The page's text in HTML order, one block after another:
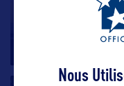
Shopping en plein
petite ville de
Nous